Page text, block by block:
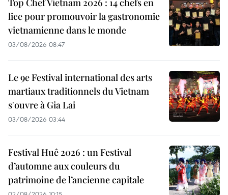
Top Chef Vietnam 2026 : 14 chefs en
lice pour promouvoir la gastronomie
vietnamienne dans le monde
03/08/2026 08:47
Le 9e Festival international des arts
martiaux traditionnels du Vietnam
s'ouvre à Gia Lai
03/08/2026 03:44
Festival Huê 2026 : un Festival
d’automne aux couleurs du
patrimoine de l’ancienne capitale